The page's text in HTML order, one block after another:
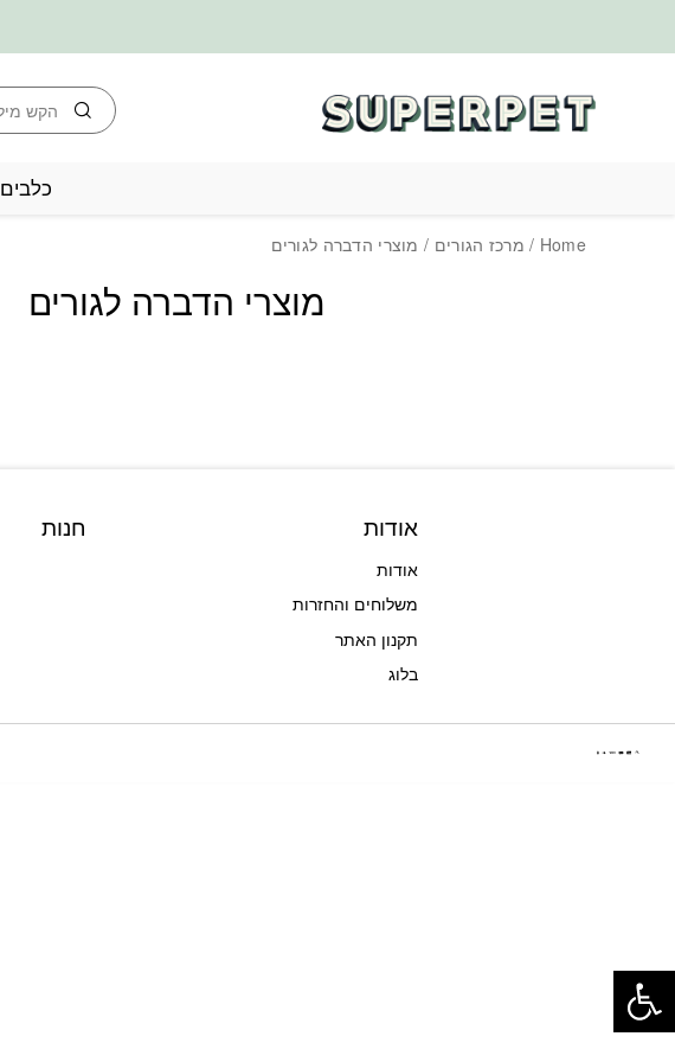
חיפוש
כלבים
Home
/ מרכז הגורים / מוצרי הדברה לגורים
מוצרי הדברה לגורים
אודות
אודות
משלוחים והחזרות
תקנון האתר
בלוג
חנות
פתח סרגל נגישות